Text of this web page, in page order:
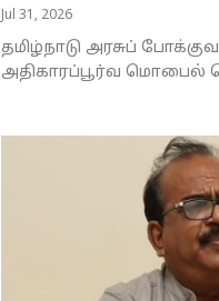
Jul 31, 2026
தமிழ்நாடு அரசுப்
அதிகாரப்பூர்வ மொபைல்